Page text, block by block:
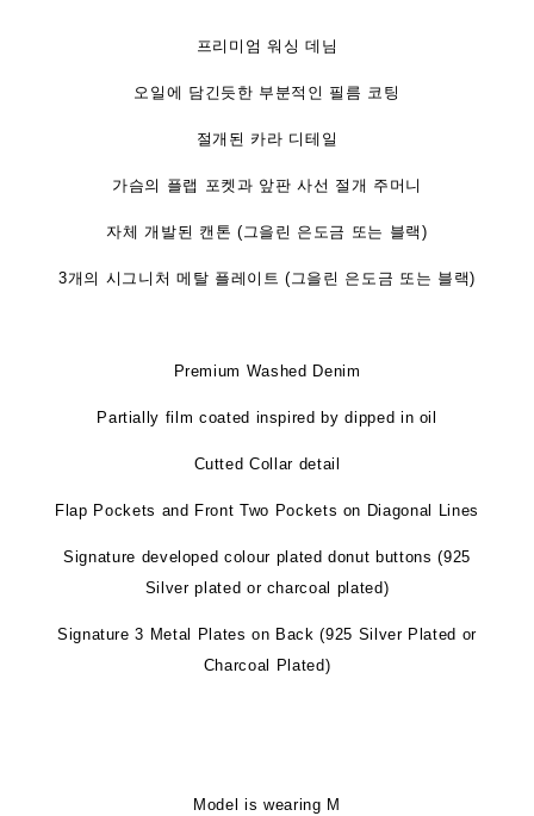
프리미엄 워싱 데님
오일에 담긴듯한 부분적인 필름 코팅
절개된 카라 디테일
가슴의 플랩 포켓과 앞판 사선 절개 주머니
자체 개발된 캔톤 (그을린 은도금 또는 블랙)
3개의 시그니처 메탈 플레이트 (그을린 은도금 또는 블랙)
Premium Washed Denim
Partially film coated inspired by dipped in oil
Cutted Collar detail
Flap Pockets and Front Two Pockets on Diagonal Lines
Signature developed colour plated donut buttons (925
Silver plated or charcoal plated)
Signature 3 Metal Plates on Back (925 Silver Plated or
Charcoal Plated)
Model is wearing M